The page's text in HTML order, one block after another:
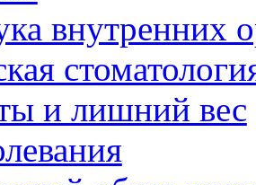
внутренних
и лишний вес